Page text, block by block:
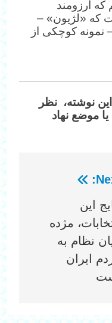
که آرزومند
که «لژیون» –
کوچکی از
نوشته، نظر
موضع نهاد
این
مژده
نظام به
ایران